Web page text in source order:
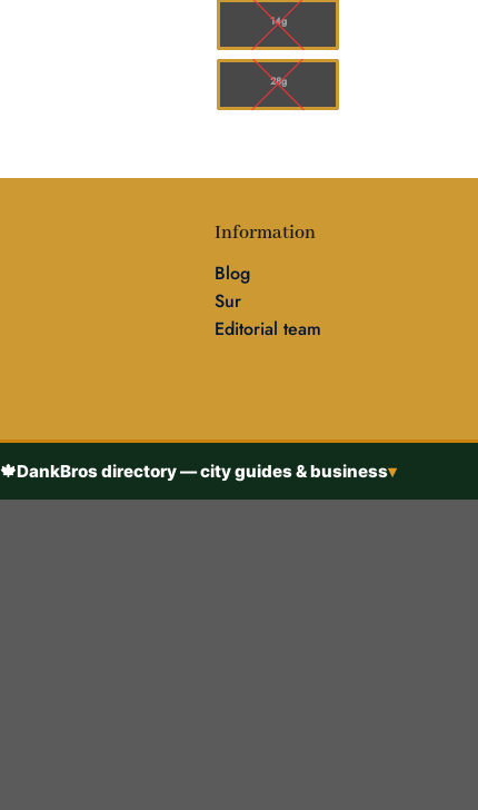
14g
28g
Information
Blog
Sur
Editorial team
🍁DankBros directory — city guides & business▾